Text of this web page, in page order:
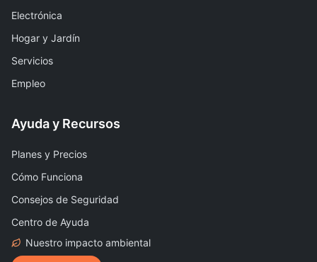
Electrónica
Hogar y Jardín
Servicios
Empleo
Ayuda y Recursos
Planes y Precios
Cómo Funciona
Consejos de Seguridad
Centro de Ayuda
Nuestro impacto ambiental